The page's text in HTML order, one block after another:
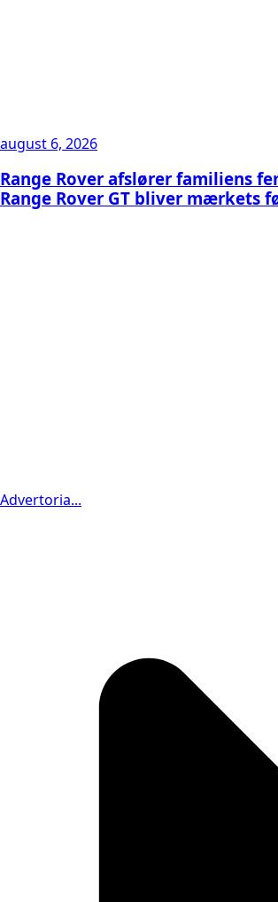
august 6, 2026
Range Rover afslører familiens
Range Rover GT bliver mærkets
Advertoria...